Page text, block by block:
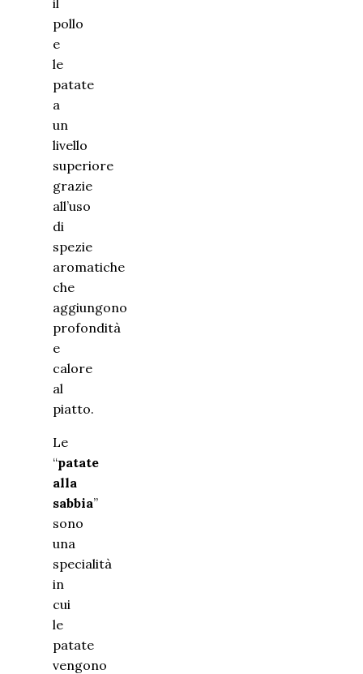
il
pollo
e
le
patate
a
un
livello
superiore
grazie
all’uso
di
spezie
aromatiche
che
aggiungono
profondità
e
calore
al
piatto.
Le
“patate
alla
sabbia”
sono
una
specialità
in
cui
le
patate
vengono